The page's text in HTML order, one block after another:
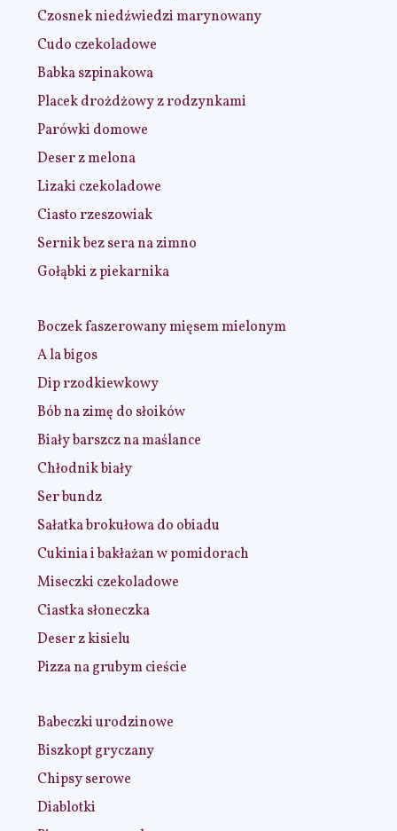
Czosnek niedźwiedzi marynowany
Cudo czekoladowe
Babka szpinakowa
Placek drożdżowy z rodzynkami
Parówki domowe
Deser z melona
Lizaki czekoladowe
Ciasto rzeszowiak
Sernik bez sera na zimno
Gołąbki z piekarnika
Boczek faszerowany mięsem mielonym
A la bigos
Dip rzodkiewkowy
Bób na zimę do słoików
Biały barszcz na maślance
Chłodnik biały
Ser bundz
Sałatka brokułowa do obiadu
Cukinia i bakłażan w pomidorach
Miseczki czekoladowe
Ciastka słoneczka
Deser z kisielu
Pizza na grubym cieście
Babeczki urodzinowe
Biszkopt gryczany
Chipsy serowe
Diablotki